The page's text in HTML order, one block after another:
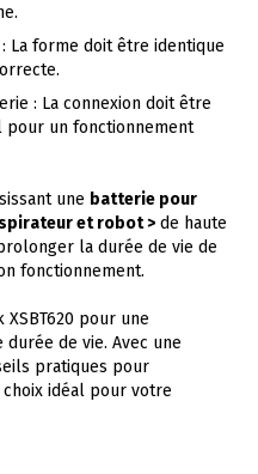
La forme doit être identique
: La connexion doit être
un fonctionnement
une batterie pour
et robot > de haute
la durée de vie de
fonctionnement.
pour une
de vie. Avec une
pratiques pour
idéal pour votre